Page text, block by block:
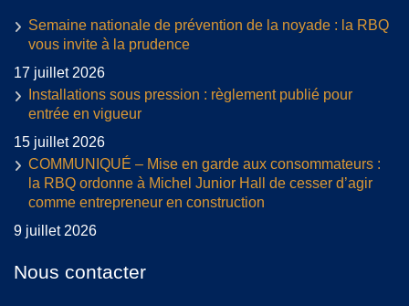
Semaine nationale de prévention de la noyade : la RBQ
vous invite à la prudence
17 juillet 2026
Installations sous pression : règlement publié pour
entrée en vigueur
15 juillet 2026
COMMUNIQUÉ – Mise en garde aux consommateurs :
la RBQ ordonne à Michel Junior Hall de cesser d’agir
comme entrepreneur en construction
9 juillet 2026
Nous contacter